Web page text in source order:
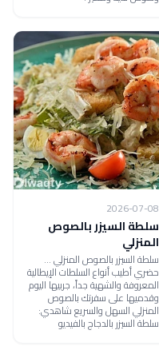
2026-07-08
سلطة السيزر بالصوص
المنزلي
سلطة السيزر بالصوص المنزلي ...
حضري أطيب أنواع السلطات الإيطالية
المعروفة والشهية جداً، جربيها اليوم
وقدميها على سفرتك بالصوص
المنزلي السهل والسريع شاهدي:
سلطة السيزر بالدجاج بالفيديو